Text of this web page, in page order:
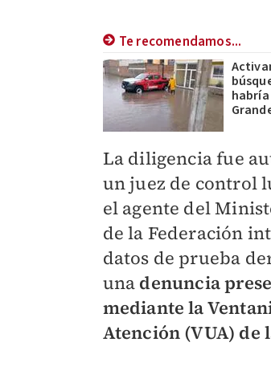
Te recomendamos...
La diligencia fue
un juez de control
el agente del
de la Federación
datos de prueba
una denuncia
mediante la
Atención (VUA) de